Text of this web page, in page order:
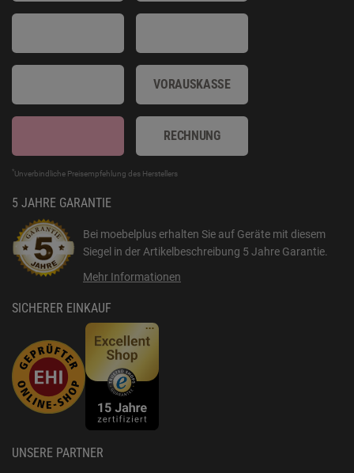
VORAUSKASSE
RECHNUNG
*Unverbindliche Preisempfehlung des Herstellers
5 JAHRE GARANTIE
Bei moebelplus erhalten Sie auf Geräte mit diesem
Siegel in der Artikelbeschreibung 5 Jahre Garantie.
Mehr Informationen
SICHERER EINKAUF
UNSERE PARTNER